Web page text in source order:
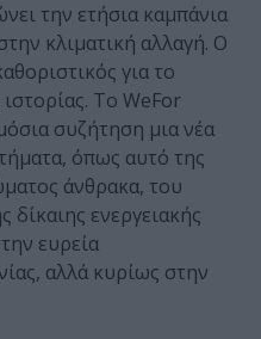
την ετήσια καμπάνια
κλιματική αλλαγή. Ο
για το
Το WeFor
συζήτηση μια νέα
όπως αυτό της
άνθρακα, του
δίκαιης ενεργειακής
ευρεία
αλλά κυρίως στην